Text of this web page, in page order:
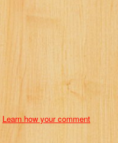
Learn how your comment